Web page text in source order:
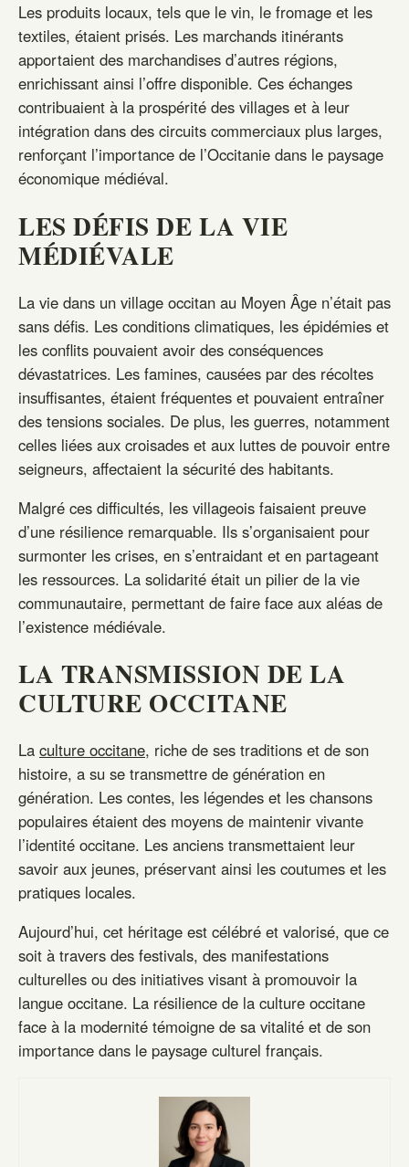
Les produits locaux, tels que le vin, le fromage et les
textiles, étaient prisés. Les marchands itinérants
apportaient des marchandises d’autres régions,
enrichissant ainsi l’offre disponible. Ces échanges
contribuaient à la prospérité des villages et à leur
intégration dans des circuits commerciaux plus larges,
renforçant l’importance de l’Occitanie dans le paysage
économique médiéval.
LES DÉFIS DE LA VIE
MÉDIÉVALE
La vie dans un village occitan au Moyen Âge n’était pas
sans défis. Les conditions climatiques, les épidémies et
les conflits pouvaient avoir des conséquences
dévastatrices. Les famines, causées par des récoltes
insuffisantes, étaient fréquentes et pouvaient entraîner
des tensions sociales. De plus, les guerres, notamment
celles liées aux croisades et aux luttes de pouvoir entre
seigneurs, affectaient la sécurité des habitants.
Malgré ces difficultés, les villageois faisaient preuve
d’une résilience remarquable. Ils s’organisaient pour
surmonter les crises, en s’entraidant et en partageant
les ressources. La solidarité était un pilier de la vie
communautaire, permettant de faire face aux aléas de
l’existence médiévale.
LA TRANSMISSION DE LA
CULTURE OCCITANE
La culture occitane, riche de ses traditions et de son
histoire, a su se transmettre de génération en
génération. Les contes, les légendes et les chansons
populaires étaient des moyens de maintenir vivante
l’identité occitane. Les anciens transmettaient leur
savoir aux jeunes, préservant ainsi les coutumes et les
pratiques locales.
Aujourd’hui, cet héritage est célébré et valorisé, que ce
soit à travers des festivals, des manifestations
culturelles ou des initiatives visant à promouvoir la
langue occitane. La résilience de la culture occitane
face à la modernité témoigne de sa vitalité et de son
importance dans le paysage culturel français.